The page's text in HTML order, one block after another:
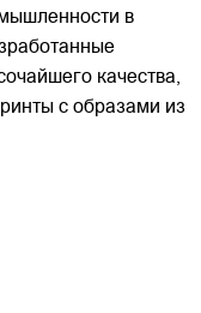
в
качества,
с образами из